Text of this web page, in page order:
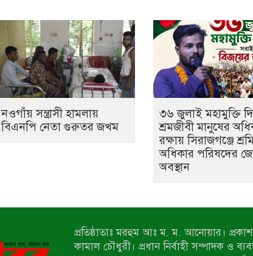
নওগাঁয় সন্ত্রাসী হামলায়
বিএনপি নেতা গুরুতর জখম
৩৬ জুলাই মহামুক্তি
শ্রমজীবী মানুষের
রক্ষায় সিরাজগঞ্জে
অধিকার পরিষদের
অবস্থান
প্রতিষ্ঠাতাঃ মরহুম আঃ ম. ম. আনোয়ার।
কামাল চৌধুরী। প্রধান নির্বাহী সম্পাদক ও